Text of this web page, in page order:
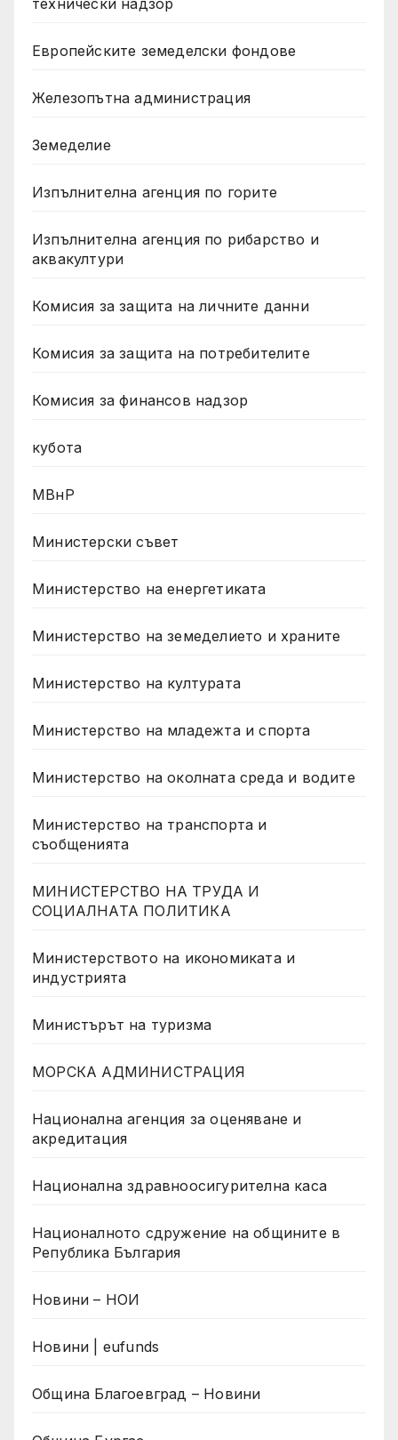
технически надзор
Европейските земеделски фондове
Железопътна администрация
Земеделие
Изпълнителна агенция по горите
Изпълнителна агенция по рибарство и
аквакултури
Комисия за защита на личните данни
Комисия за защита на потребителите
Комисия за финансов надзор
кубота
МВнР
Министерски съвет
Министерство на енергетиката
Министерство на земеделието и храните
Министерство на културата
Министерство на младежта и спорта
Министерство на околната среда и водите
Министерство на транспорта и
съобщенията
МИНИСТЕРСТВО НА ТРУДА И
СОЦИАЛНАТА ПОЛИТИКА
Министерството на икономиката и
индустрията
Министърът на туризма
МОРСКА АДМИНИСТРАЦИЯ
Национална агенция за оценяване и
акредитация
Национална здравноосигурителна каса
Националното сдружение на общините в
Република България
Новини – НОИ
Новини | eufunds
Община Благоевград – Новини